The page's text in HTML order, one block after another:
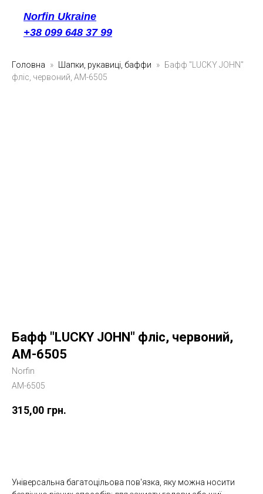
Norfin Ukraine
+38 099 648 37 99
Головна Шапки, рукавиці, баффи
Бафф "LUCKY JOHN"
фліс, червоний, AM-6505
Бафф "LUCKY JOHN" фліс, червоний,
AM-6505
Norfin
AM-6505
315,00 грн.
Універсальна багатоцільова пов'язка, яку можна носити